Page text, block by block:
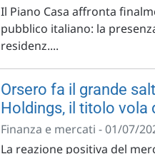
Il Piano Casa affronta
pubblico italiano: la
residenz....
Orsero fa il grande
Holdings, il titolo vola
Finanza e mercati - 01/07/
La reazione positiva del